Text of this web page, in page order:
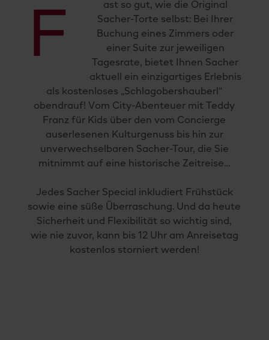
F
ast so gut, wie die Original
Sacher-Torte selbst: Bei Ihrer
Buchung eines Zimmers oder
einer Suite zur jeweiligen
Tagesrate, bietet Ihnen Sacher
aktuell ein einzigartiges Erlebnis
als kostenloses „Schlagobershauberl“
obendrauf! Vom City-Abenteuer mit Teddy
Franz für Kids über den vom Concierge
auserlesenen Kulturgenuss bis hin zur
unverwechselbaren Sacher-Tour, die Sie
mitnimmt auf eine historische Zeitreise…
Jedes Sacher Special inkludiert Frühstück
sowie eine süße Überraschung. Und da heute
Sicherheit und Flexibilität so wichtig sind,
wie nie zuvor, kann bis 12 Uhr am Anreisetag
kostenlos storniert werden!